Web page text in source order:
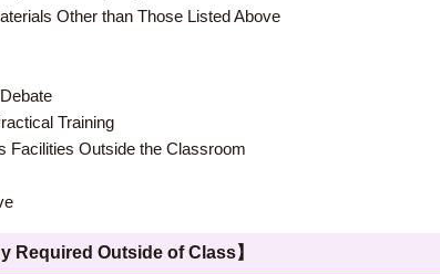
Other than Those Listed Above
Training
Facilities Outside the Classroom
Required Outside of Class】